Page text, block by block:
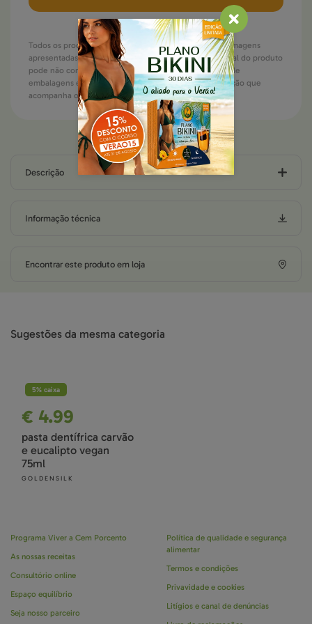
Descrição
Informação técnica
Encontrar este produto em loja
Todos os produtos estão sujeitos a rotura de stock. As imagens
apresentadas são meramente ilustrativas. A imagem final do produto
pode não corresponder. Devido a possíveis alterações de
embalagens e/ou, deverá considerar sempre a informação que
acompanha o produto que recebe.
Sugestões da mesma categoria
5% caixa
€ 4.99
pasta dentífrica carvão
e eucalipto vegan
75ml
GOLDENSILK
Programa Viver a Cem Porcento
As nossas receitas
Consultório online
Espaço equilíbrio
Seja nosso parceiro
Política de qualidade e segurança
alimentar
Termos e condições
Privavidade e cookies
Litígios e canal de denúncias